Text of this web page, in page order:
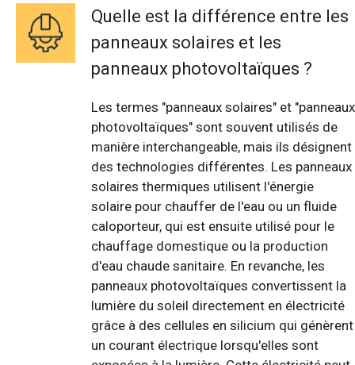
Quelle est la différence entre les
panneaux solaires et les
panneaux photovoltaïques ?
Les termes "panneaux solaires" et "panneaux
photovoltaïques" sont souvent utilisés de
manière interchangeable, mais ils désignent
des technologies différentes. Les panneaux
solaires thermiques utilisent l'énergie
solaire pour chauffer de l'eau ou un fluide
caloporteur, qui est ensuite utilisé pour le
chauffage domestique ou la production
d'eau chaude sanitaire. En revanche, les
panneaux photovoltaïques convertissent la
lumière du soleil directement en électricité
grâce à des cellules en silicium qui génèrent
un courant électrique lorsqu'elles sont